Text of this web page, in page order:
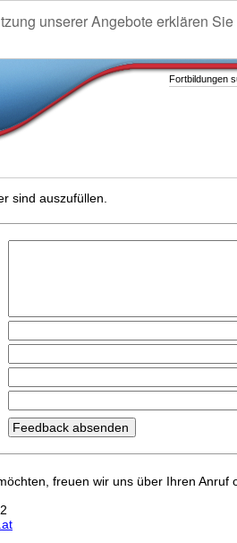
unserer Angebote erklären
Fortbildungen
sind auszufüllen.
freuen wir uns über Ihren Anruf